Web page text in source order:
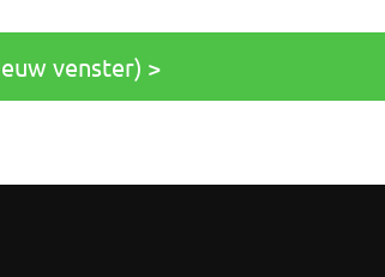
venster) >